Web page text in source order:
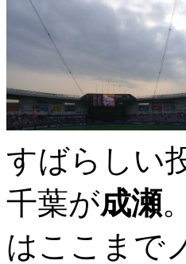
すばらしい
千葉が成瀬
はここまで